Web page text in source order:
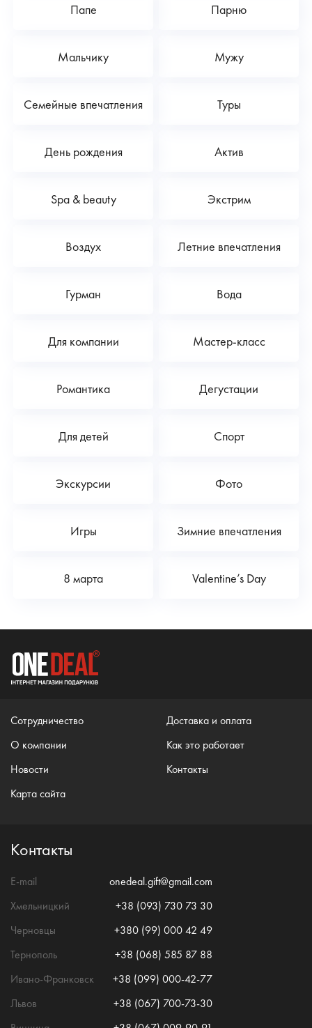
Папе Парню
Мальчику Мужу
Семейные впечатления Туры
День рождения Актив
Spa & beauty Экстрим
Воздух Летние впечатления
Гурман Вода
Для компании Мастер-класс
Романтика Дегустации
Для детей Спорт
Экскурсии Фото
Игры Зимние впечатления
8 марта Valentine’s Day
Сотрудничество
О компании
Новости
Карта сайта
Доставка и оплата
Как это работает
Контакты
Контакты
E-mail
onedeal.gift@gmail.com
Хмельницкий
+38 (093) 730 73 30
Черновцы
+380 (99) 000 42 49
Тернополь
+38 (068) 585 87 88
Ивано-Франковск
+38 (099) 000-42-77
Львов
+38 (067) 700-73-30